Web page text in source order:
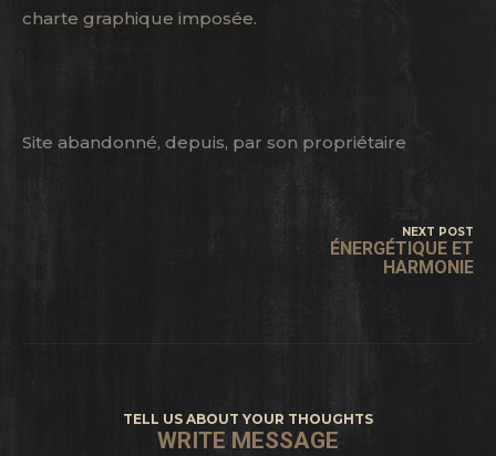
charte graphique imposée.
Site abandonné, depuis, par son propriétaire
NEXT POST
ÉNERGÉTIQUE ET
HARMONIE
TELL US ABOUT YOUR THOUGHTS
WRITE MESSAGE